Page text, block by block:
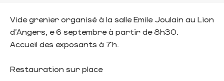
Vide grenier organisé à la salle Emile Joulain au Lion
d'Angers, e 6 septembre à partir de 8h30.
Accueil des exposants à 7h.
Restauration sur place